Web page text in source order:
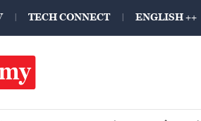
TECH CONNECT ENGLISH ++